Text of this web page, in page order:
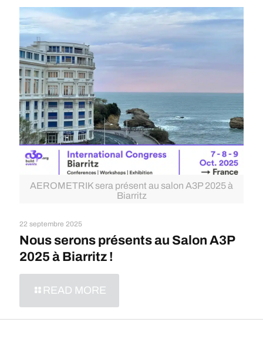
AEROMETRIK sera présent au salon A3P 2025 à
Biarritz
22 septembre 2025
Nous serons présents au Salon A3P
2025 à Biarritz !
READ MORE